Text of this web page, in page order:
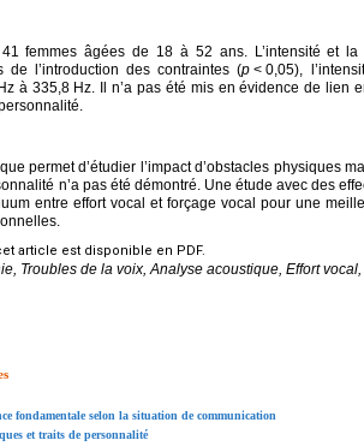
femmes âgées de 18 à 52 ans. L’intensité et la
de l’introduction des contraintes (p < 0,05),
à 335,8 Hz. Il n’a pas été mis en évidence de lien
permet d’étudier l’impact d’obstacles physiques
n’a pas été démontré. Une étude avec des
entre effort vocal et forçage vocal pour une
article est disponible en PDF.
Troubles de la voix, Analyse acoustique, Effort
fondamentale selon la situation de communication
et traits de personnalité